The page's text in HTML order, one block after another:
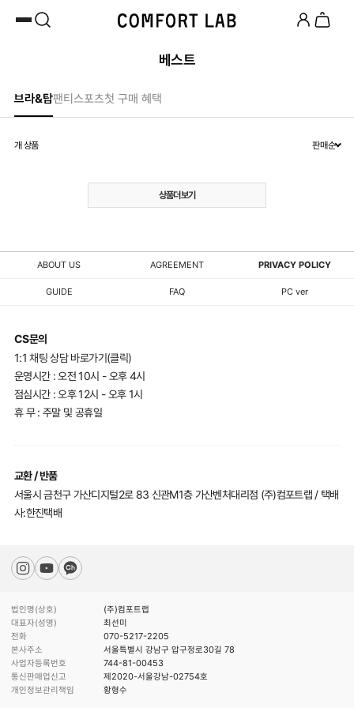
카카오채널 추가하고 10,000원 쿠폰 받기
베스트
브라&탑팬티스포츠첫 구매 혜택
개 상품 판매순
상품더보기
ABOUT US AGREEMENT PRIVACY POLICY
GUIDE FAQ PC ver
CS문의
1:1 채팅 상담 바로가기(클릭)
운영시간 : 오전 10시 - 오후 4시
점심시간 : 오후 12시 - 오후 1시
휴 무 : 주말 및 공휴일
교환 / 반품
서울시 금천구 가산디지털2로 83 신관M1층 가산벤처대리점 (주)컴포트랩 / 택배
사:한진택배
법인명(상호)
(주)컴포트랩
대표자(성명)
최선미
전화
070-5217-2205
본사주소
서울특별시 강남구 압구정로30길 78
사업자등록번호
744-81-00453
통신판매업신고
제2020-서울강남-02754호
개인정보관리책임
황형수